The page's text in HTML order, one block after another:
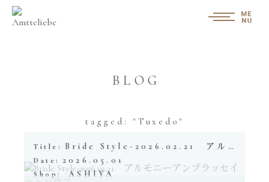
BLOG
tagged: "Tuxedo"
Title: Bride Style-2026.02.21 アルモニーアンブラッセイットハウス
Date: 2026.05.01
Shop: ASHIYA